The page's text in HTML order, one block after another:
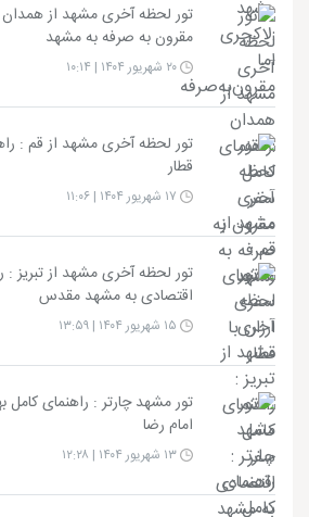
تور لحظه آخری مشهد از همدان
مقرون به صرفه به مشهد
تور لحظه آخری مشهد از قم :
قطار
تور لحظه آخری مشهد از تبریز :
اقتصادی به مشهد مقدس
تور مشهد چارتر : راهنمای کامل
امام رضا